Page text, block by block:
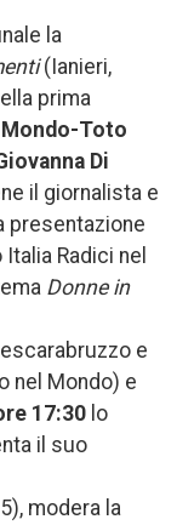
la
(Ianieri,
prima
Toto
Di
il giornalista e
presentazione
Radici nel
Donne in
e
nel Mondo) e
17:30 lo
il suo
modera la